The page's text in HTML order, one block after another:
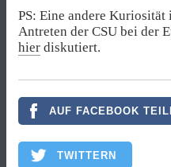
PS: Eine andere Kuriosität
Antreten der CSU bei der
hier diskutiert.
AUF FACEBOOK
TWITTERN